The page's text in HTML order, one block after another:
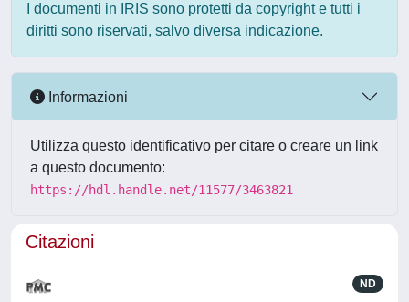
I documenti in IRIS sono protetti da copyright e tutti i
diritti sono riservati, salvo diversa indicazione.
Informazioni
Utilizza questo identificativo per citare o creare un link
a questo documento:
https://hdl.handle.net/11577/3463821
Citazioni
ND